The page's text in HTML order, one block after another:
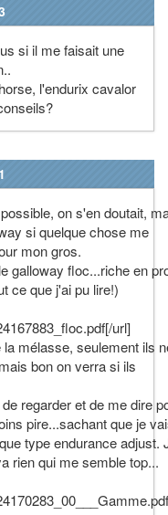
si il me faisait une
l'endurix cavalor
on s'en doutait,
si quelque chose me
mon gros.
galloway floc...riche en
ce que j'ai pu lire!)
url]
mélasse, seulement ils
bon on verra si ils
regarder et de me dire
pire...sachant que je
type endurance adjust.
rien qui me semble top...